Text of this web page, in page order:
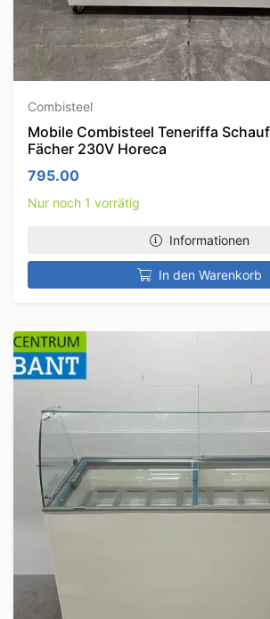
Combisteel
Mobile Combisteel Teneriffa
Fächer 230V Horeca
795.00
Nur noch 1 vorrätig
Informationen
In den Warenkorb